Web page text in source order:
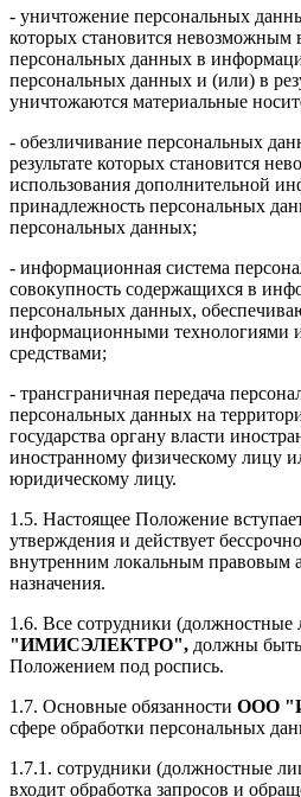
- уничтожение персональных
которых становится невозможным
персональных данных в
персональных данных и (или) в
уничтожаются материальные
- обезличивание персональных
результате которых становится
использования дополнительной
принадлежность персональных
персональных данных;
- информационная система
совокупность содержащихся в
персональных данных,
информационными технологиями
средствами;
- трансграничная передача
персональных данных на
государства органу власти
иностранному физическому лицу
юридическому лицу.
1.5. Настоящее Положение
утверждения и действует
внутренним локальным правовым
назначения.
1.6. Все сотрудники (должностные
"ИМИСЭЛЕКТРО", должны
Положением под роспись.
1.7. Основные обязанности ООО
сфере обработки персональных
1.7.1. сотрудники (должностные
входит обработка запросов и